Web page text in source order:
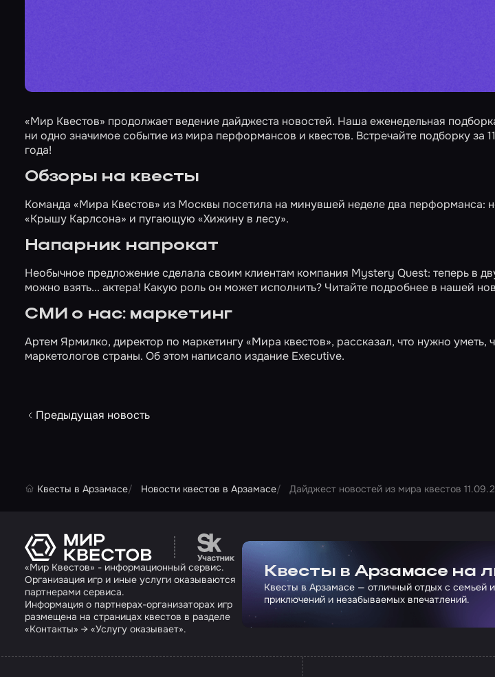
«Мир Квестов» продолжает ведение дайджеста новостей. Наша еженедельная
ни одно значимое событие из мира перформансов и квестов. Встречайте подборку за
года!
Обзоры на квесты
Команда «Мира Квестов» из Москвы посетила на минувшей неделе два перформанса:
«Крышу Карлсона» и пугающую «Хижину в лесу».
Напарник напрокат
Необычное предложение сделала своим клиентам компания Mystery Quest: теперь в
можно взять... актера! Какую роль он может исполнить? Читайте подробнее в нашей
СМИ о нас: маркетинг
Артем Ярмилко, директор по маркетингу «Мира квестов», рассказал, что нужно уметь,
маркетологов страны. Об этом написало издание Executive.
Предыдущая новость
Квесты в Арзамасе Новости квестов в Арзамасе Дайджест новостей из мира квестов
Перейти на сайт партнера Сколково
«Мир Квестов» - информационный сервис.
Организация игр и иные услуги оказываются
партнерами сервиса.
Информация о партнерах-организаторах игр
размещена на страницах квестов в разделе
«Контакты» → «Услугу оказывает».
Квесты в Арзамасе на
Квесты в Арзамасе — отличный отдых с семьей
приключений и незабываемых впечатлений.